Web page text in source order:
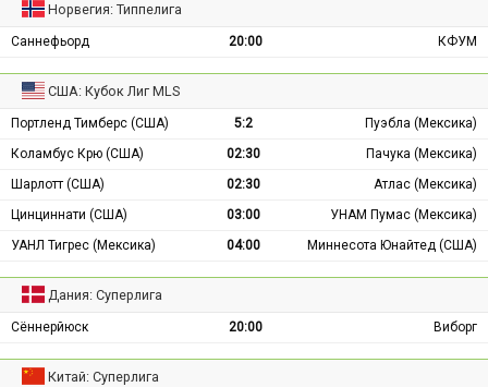
Норвегия: Типпелига
Саннефьорд 20:00 КФУМ
США: Кубок Лиг MLS
Портленд Тимберс (США) 5:2
Пуэбла (Мексика)
Коламбус Крю (США)
02:30
Пачука (Мексика)
Шарлотт (США)
02:30
Атлас (Мексика)
Цинциннати (США)
03:00
УНАМ Пумас (Мексика)
УАНЛ Тигрес (Мексика)
04:00 Миннесота Юнайтед (США)
Дания: Суперлига
Сённерйюск 20:00 Виборг
Китай: Суперлига